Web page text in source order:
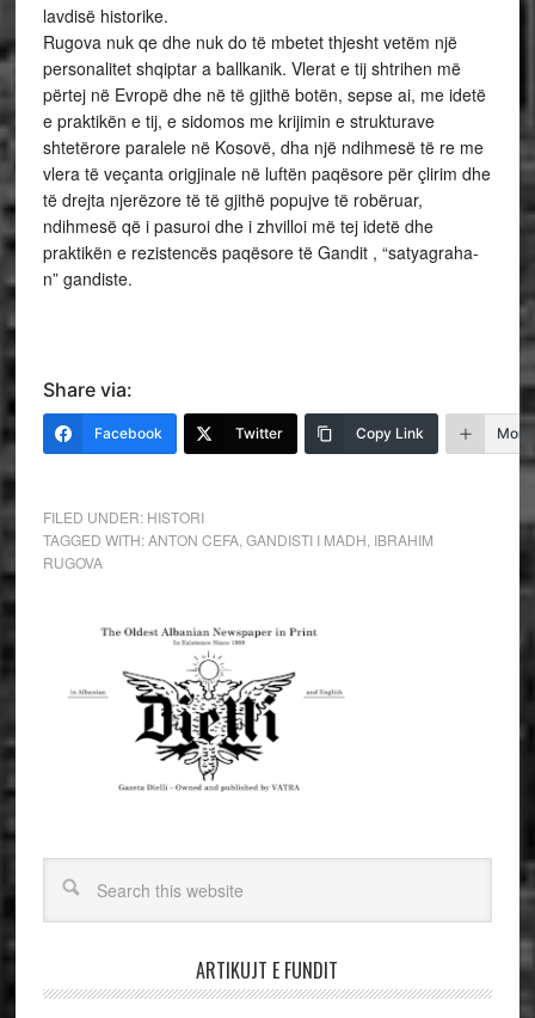
lavdisë historike.
Rugova nuk qe dhe nuk do të mbetet thjesht vetëm një
personalitet shqiptar a ballkanik. Vlerat e tij shtrihen më
përtej në Evropë dhe në të gjithë botën, sepse ai, me idetë
e praktikën e tij, e sidomos me krijimin e strukturave
shtetërore paralele në Kosovë, dha një ndihmesë të re me
vlera të veçanta origjinale në luftën paqësore për çlirim dhe
të drejta njerëzore të të gjithë popujve të robëruar,
ndihmesë që i pasuroi dhe i zhvilloi më tej idetë dhe
praktikën e rezistencës paqësore të Gandit , “satyagraha-
n” gandiste.
Share via:
Facebook Twitter Copy Link More
FILED UNDER: HISTORI
TAGGED WITH:ANTON CEFA, GANDISTI I MADH IBRAHIM
RUGOVA
ARTIKUJT E FUNDIT